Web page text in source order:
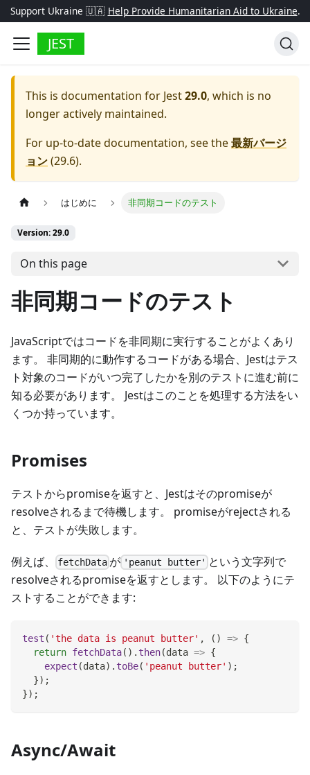
Support Ukraine 🇺🇦 Help Provide Humanitarian Aid to Ukraine.
JEST
This is documentation for Jest29.0, which is no
longer actively maintained.
For up-to-date documentation, see the最新バージ
ョン(29.6).
はじめに 非同期コードのテスト
Version: 29.0
On this page
非同期コードのテスト
JavaScriptではコードを非同期に実行することがよくあり
ます。 非同期的に動作するコードがある場合、Jestはテス
ト対象のコードがいつ完了したかを別のテストに進む前に
知る必要があります。 Jestはこのことを処理する方法をい
くつか持っています。
Promises
テストからpromiseを返すと、Jestはそのpromiseが
resolveされるまで待機します。 promiseがrejectされる
と、テストが失敗します。
例えば、 fetchData が 'peanut butter' という文字列で
resolveされるpromiseを返すとします。 以下のようにテ
ストすることができます:
test ( 'the data is peanut butter' , ( ) => {
return fetchData( ) . then(data => {
expect (data) . toBe( 'peanut butter' ) ;
}) ;
}) ;
Async/Await